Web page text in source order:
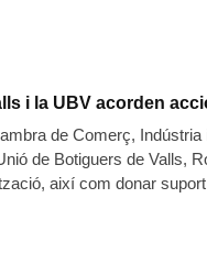
i la UBV acorden
de Comerç,
de Botiguers de Valls,
així com donar